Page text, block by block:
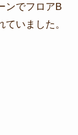
ンでフロアB
いました。